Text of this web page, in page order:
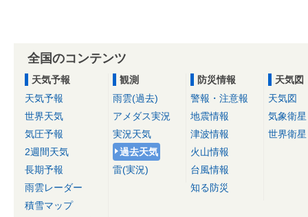
全国のコンテンツ
天気予報
天気予報
世界天気
気圧予報
2週間天気
長期予報
雨雲レーダー
積雪マップ
観測
雨雲(過去)
アメダス実況
実況天気
過去天気
雷(実況)
防災情報
警報・注意報
地震情報
津波情報
火山情報
台風情報
知る防災
天気図
天気図
気象衛星
世界衛星